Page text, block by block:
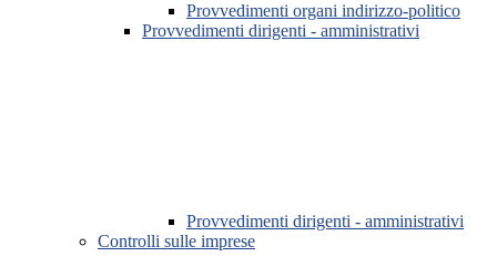
Provvedimenti organi indirizzo-politico
Provvedimenti dirigenti - amministrativi
Provvedimenti dirigenti - amministrativi
Controlli sulle imprese